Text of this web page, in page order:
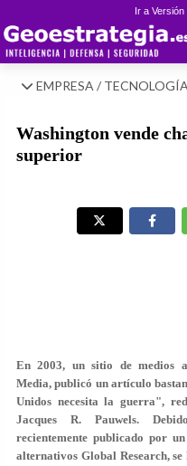
Ir a
EMPRESA / TECNOLOGÍA
Washington vende
superior
En 2003, un sitio de medios
Media,publicó un artículo
Unidos necesita la guerra",
Jacques R. Pauwels.
recientemente publicado por un
alternativos Global Research,